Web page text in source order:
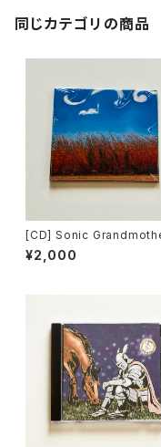
同じカテゴリの商品
[CD] Sonic
Kaityu Tunnel / Slow
Records DISTRO
¥2,000